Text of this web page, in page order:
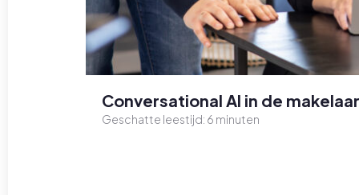
Conversational AI in de
Geschatte leestijd: 6 minuten